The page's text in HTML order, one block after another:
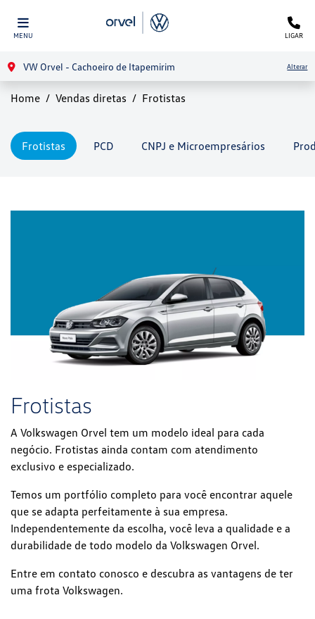
MENU LIGAR
VW Orvel - Cachoeiro de Itapemirim Alterar
Home Vendas diretas Frotistas
PCD CNPJ e Microempresários
Frotistas
Frotistas
A Volkswagen Orvel tem um modelo ideal para cada
negócio. Frotistas ainda contam com atendimento
exclusivo e especializado.
Temos um portfólio completo para você encontrar aquele
que se adapta perfeitamente à sua empresa.
Independentemente da escolha, você leva a qualidade e a
durabilidade de todo modelo da Volkswagen Orvel.
Entre em contato conosco e descubra as vantagens de ter
uma frota Volkswagen.